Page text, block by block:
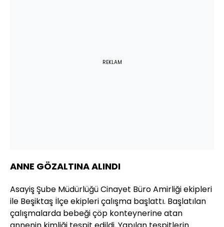
REKLAM
ANNE GÖZALTINA ALINDI
Asayiş Şube Müdürlüğü Cinayet Büro Amirliği ekipleri
ile Beşiktaş İlçe ekipleri çalışma başlattı. Başlatılan
çalışmalarda bebeği çöp konteynerine atan